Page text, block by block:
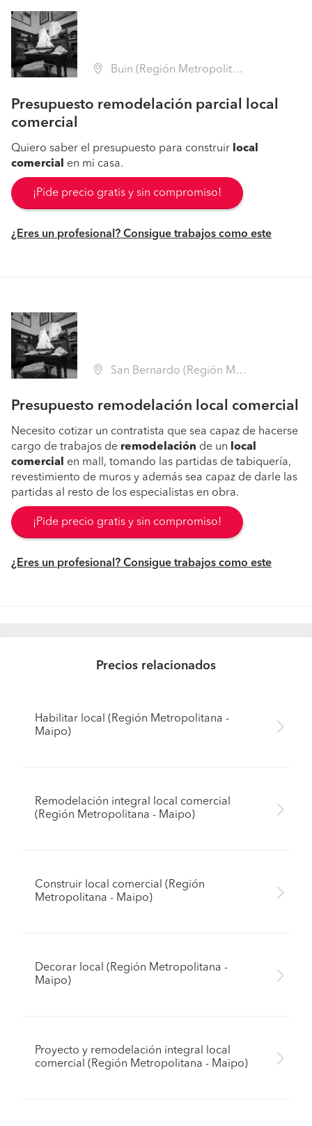
Buin (Región Metropolitana - Maipo)
Presupuesto remodelación parcial local
comercial
Quiero saber el presupuesto para construir local
comercial
en mi casa.
¡Pide precio gratis y sin compromiso!
¿Eres un profesional? Consigue trabajos como este
San Bernardo (Región Metropolitana - Maipo)
Presupuesto remodelación local comercial
Necesito cotizar un contratista que sea capaz de hacerse
cargo de trabajos de remodelación de un
local
comercial
en mall, tomando las partidas de tabiquería,
revestimiento de muros y además sea capaz de darle las
partidas al resto de los especialistas en obra.
¡Pide precio gratis y sin compromiso!
¿Eres un profesional? Consigue trabajos como este
Precios relacionados
Habilitar local (Región Metropolitana -
Maipo)
Remodelación integral local comercial
(Región Metropolitana - Maipo)
Construir local comercial (Región
Metropolitana - Maipo)
Decorar local (Región Metropolitana -
Maipo)
Proyecto y remodelación integral local
comercial (Región Metropolitana - Maipo)